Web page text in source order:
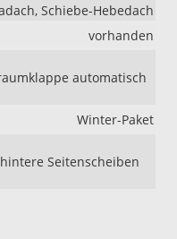
Schiebe-Hebedach
vorhanden
automatisch
Winter-Paket
Seitenscheiben